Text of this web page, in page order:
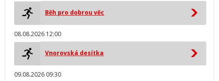
Běh pro dobrou věc
08.08.2026 12:00
Vnorovská desítka
09.08.2026 09:30